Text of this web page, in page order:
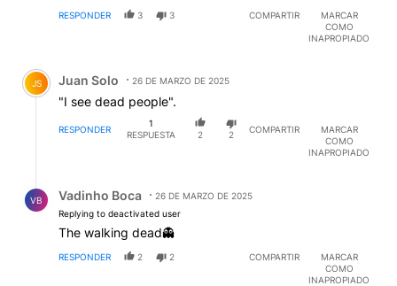
RESPONDER 3 3 COMPARTIR
MARCAR
COMO
INAPROPIADO
Comentario de Juan Solo.
JS Juan Solo 26 DE MARZO DE 2025
"I see dead people".
RESPONDER
1
RESPUESTA
2 2
COMPARTIR
MARCAR
COMO
INAPROPIADO
VB Vadinho Boca
26 DE MARZO DE 2025
Replying to deactivated user
The walking dead👻
RESPONDER 2 2 COMPARTIR
MARCAR
COMO
INAPROPIADO